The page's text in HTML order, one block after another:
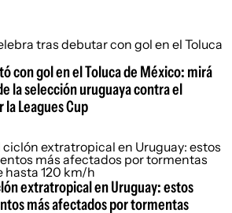
con gol en el Toluca de México: mirá
la selección uruguaya contra el
Leagues Cup
extratropical en Uruguay: estos
más afectados por tormentas